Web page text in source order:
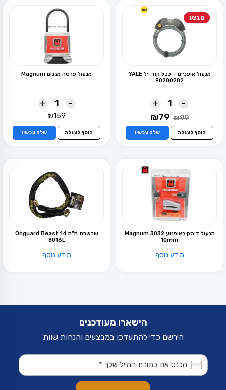
מבצע
מנעול אופניים – כבל קוד ייל YALE
90200202
-
+
₪99
המחיר
₪99.
₪79
הוא:
₪79.
הוסף לעגלה שלם עכשיו
מנעול פרסה מגנום Magnum
-
+
₪159
הוסף לעגלה שלם עכשיו
מנעול דיסק לאופנוע Magnum 3032
10mm
מידע נוסף
שרשרת מ"מ 14 Onguard Beast
8016L
מידע נוסף
הישארו מעודכנים
הירשם כדי להתעדכן במבצעים והנחות שוות